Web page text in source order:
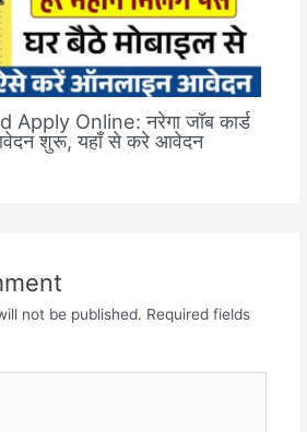
Online: नरेगा जॉब कार्ड
शुरू, यहाँ से करे आवेदन
not be published. Required fields